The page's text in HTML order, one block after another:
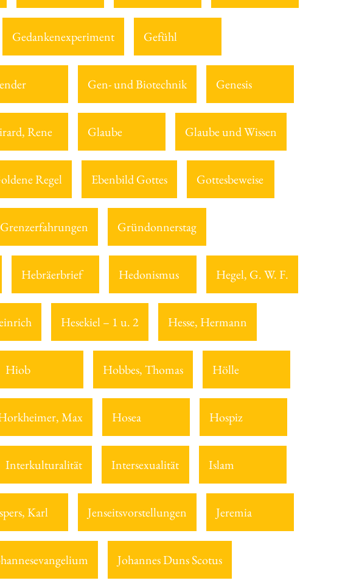
Gedankenexperiment Gefühl
Gen- und Biotechnik Genesis
Rene Glaube Glaube und Wissen
Regel Ebenbild Gottes Gottesbeweise
Grenzerfahrungen Gründonnerstag
Hebräerbrief Hedonismus Hegel, G. W. F.
Hesekiel – 1 u. 2 Hesse, Hermann
Hiob Hobbes, Thomas Hölle
Max Hosea Hospiz
Interkulturalität Intersexualität Islam
Karl Jenseitsvorstellungen Jeremia
Johannes Duns Scotus